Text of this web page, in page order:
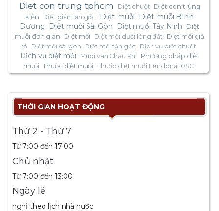
Diet con trung tphcm Diệt chuột
Diệt con trùng
kiến
Diệt gián tận gốc Diệt muỗi
Diệt muỗi Bình
Dương
Diệt muỗi Sài Gòn Diệt muỗi Tây Ninh
Diệt
muỗi đơn giản
Diệt mối Diệt mối dưới lòng đất
Diệt mối giá
rẻ Diệt mối sài gòn Diệt mối tận gốc Dịch vụ diệt chuột
Dịch vụ diệt mối Muoi van Chau Phi
Phương pháp diệt
muỗi Thuốc diệt muỗi Thuốc diệt muỗi Fendona 10SC
THỜI GIAN HOẠT ĐỘNG
Thứ 2 - Thứ 7
Từ 7:00 đến 17:00
Chủ nhật
Từ 7:00 đến 13:00
Ngày lễ:
nghỉ theo lịch nhà nước